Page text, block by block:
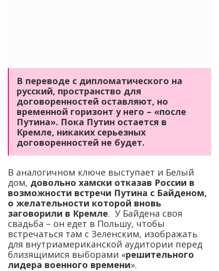
В переводе с дипломатического на
русский, пространство для
договоренностей оставляют, но
временной горизонт у него – «после
Путина». Пока Путин остается в
Кремле, никаких серьезных
договоренностей не будет.
В аналогичном ключе выступает и Белый
дом, довольно хамски отказав России в
возможности встречи Путина с Байденом,
о желательности которой вновь
заговорили в Кремле. У Байдена своя
свадьба – он едет в Польшу, чтобы
встречаться там с Зеленским, изображать
для внутриамериканской аудитории перед
близящимися выборами «решительного
лидера военного времени».